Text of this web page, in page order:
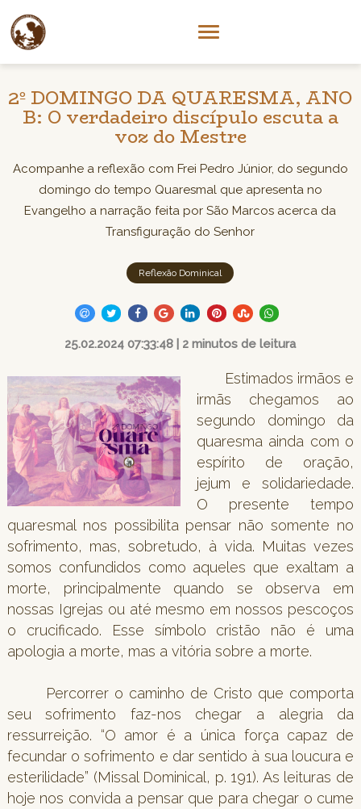
2º DOMINGO DA QUARESMA, ANO
B: O verdadeiro discípulo escuta a
voz do Mestre
Acompanhe a reflexão com Frei Pedro Júnior, do segundo
domingo do tempo Quaresmal que apresenta no
Evangelho a narração feita por São Marcos acerca da
Transfiguração do Senhor
Reflexão Dominical
25.02.2024 07:33:48 | 2 minutos de leitura
Estimados irmãos e
irmãs chegamos ao
segundo domingo da
quaresma ainda com o
espírito de oração,
jejum e solidariedade.
O presente tempo
quaresmal nos possibilita pensar não somente no
sofrimento, mas, sobretudo, à vida. Muitas vezes
somos confundidos como aqueles que exaltam a
morte, principalmente quando se observa em
nossas Igrejas ou até mesmo em nossos pescoços
o crucificado. Esse símbolo cristão não é uma
apologia a morte, mas a vitória sobre a morte.
Percorrer o caminho de Cristo que comporta
seu sofrimento faz-nos chegar a alegria da
ressurreição. “O amor é a única força capaz de
fecundar o sofrimento e dar sentido à sua loucura e
esterilidade” (Missal Dominical, p. 191). As leituras de
hoje nos convida a pensar que para chegar o cume